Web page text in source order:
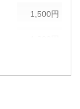
1,500円